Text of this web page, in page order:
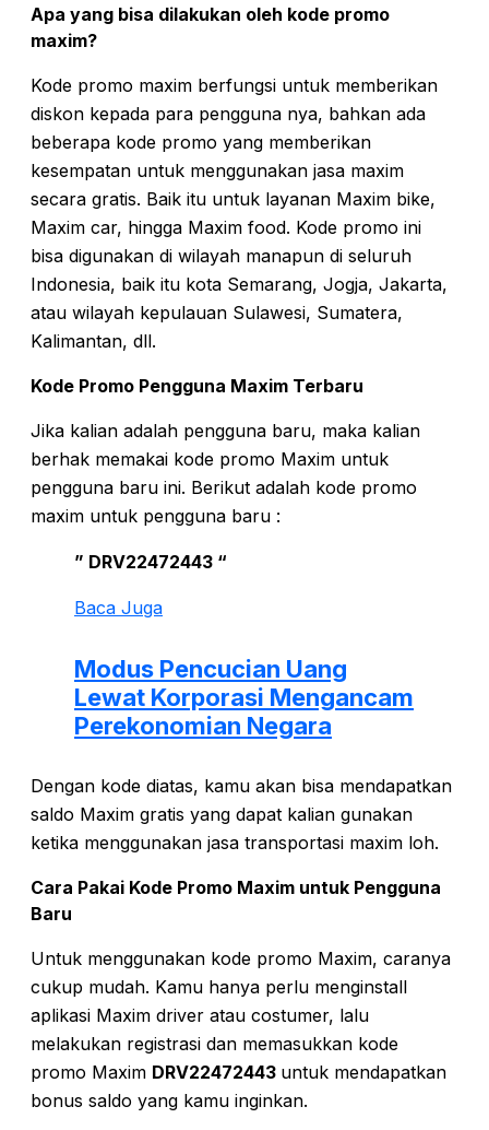
Apa yang bisa dilakukan oleh kode promo
maxim?
Kode promo maxim berfungsi untuk memberikan
diskon kepada para pengguna nya, bahkan ada
beberapa kode promo yang memberikan
kesempatan untuk menggunakan jasa maxim
secara gratis. Baik itu untuk layanan Maxim bike,
Maxim car, hingga Maxim food. Kode promo ini
bisa digunakan di wilayah manapun di seluruh
Indonesia, baik itu kota Semarang, Jogja, Jakarta,
atau wilayah kepulauan Sulawesi, Sumatera,
Kalimantan, dll.
Kode Promo Pengguna Maxim Terbaru
Jika kalian adalah pengguna baru, maka kalian
berhak memakai kode promo Maxim untuk
pengguna baru ini. Berikut adalah kode promo
maxim untuk pengguna baru :
” DRV22472443 “
Baca Juga
Modus Pencucian Uang
Lewat Korporasi Mengancam
Perekonomian Negara
Dengan kode diatas, kamu akan bisa mendapatkan
saldo Maxim gratis yang dapat kalian gunakan
ketika menggunakan jasa transportasi maxim loh.
Cara Pakai Kode Promo Maxim untuk Pengguna
Baru
Untuk menggunakan kode promo Maxim, caranya
cukup mudah. Kamu hanya perlu menginstall
aplikasi Maxim driver atau costumer, lalu
melakukan registrasi dan memasukkan kode
promo Maxim DRV22472443 untuk mendapatkan
bonus saldo yang kamu inginkan.